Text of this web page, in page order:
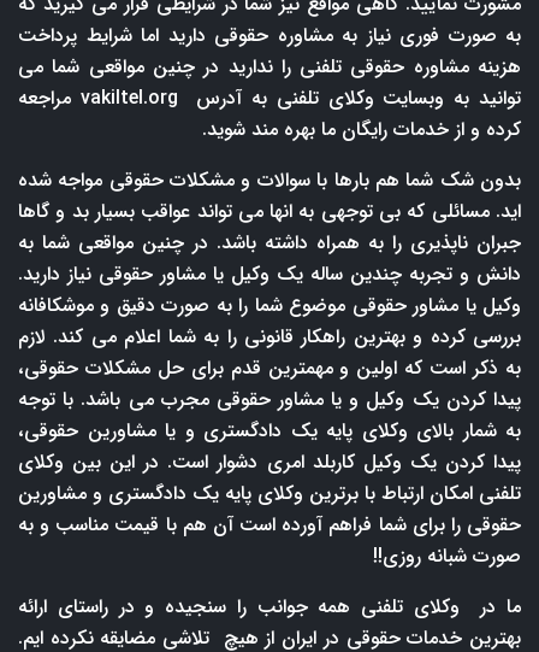
به صورت فوری نیاز به مشاوره حقوقی دارید اما شرایط پرداخت
هزینه مشاوره حقوقی تلفنی را ندارید در چنین مواقعی شما می
توانید به وبسایت وکلای تلفنی به آدرس
vakiltel.org مراجعه
کرده و از خدمات رایگان ما بهره مند شوید.
بدون شک شما هم بارها با سوالات و مشکلات حقوقی مواجه شده
اید. مسائلی که بی توجهی به انها می تواند عواقب بسیار بد و گاها
جبران ناپذیری را به همراه داشته باشد. در چنین مواقعی شما به
دانش و تجربه چندین ساله یک وکیل یا مشاور حقوقی نیاز دارید.
وکیل یا مشاور حقوقی موضوع شما را به صورت دقیق و موشکافانه
بررسی کرده و بهترین راهکار قانونی را به شما اعلام می کند. لازم
به ذکر است که اولین و مهمترین قدم برای حل مشکلات حقوقی،
پیدا کردن یک وکیل و یا مشاور حقوقی مجرب می باشد. با توجه
به شمار بالای وکلای پایه یک دادگستری و یا مشاورین حقوقی،
پیدا کردن یک وکیل کاربلد امری دشوار است. در این بین وکلای
تلفنی امکان ارتباط با برترین وکلای پایه یک دادگستری و مشاورین
حقوقی را برای شما فراهم آورده است آن هم با قیمت مناسب و به
صورت شبانه روزی!!
ما در وکلای تلفنی همه جوانب را سنجیده و در راستای ارائه
بهترین خدمات حقوقی در ایران از هیچ تلاشی مضایقه نکرده ایم.